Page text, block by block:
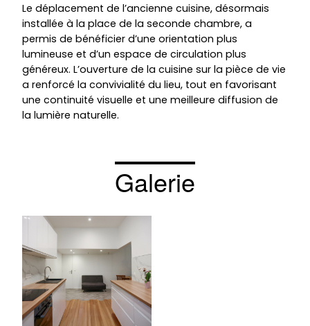
Le déplacement de l’ancienne cuisine, désormais
installée à la place de la seconde chambre, a
permis de bénéficier d’une orientation plus
lumineuse et d’un espace de circulation plus
généreux. L’ouverture de la cuisine sur la pièce de vie
a renforcé la convivialité du lieu, tout en favorisant
une continuité visuelle et une meilleure diffusion de
la lumière naturelle.
Galerie